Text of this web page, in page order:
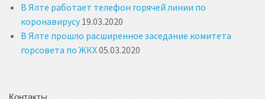
В Ялте работает телефон горячей линии по
коронавирусу 19.03.2020
В Ялте прошло расширенное заседание комитета
горсовета по ЖКХ05.03.2020
Контакты